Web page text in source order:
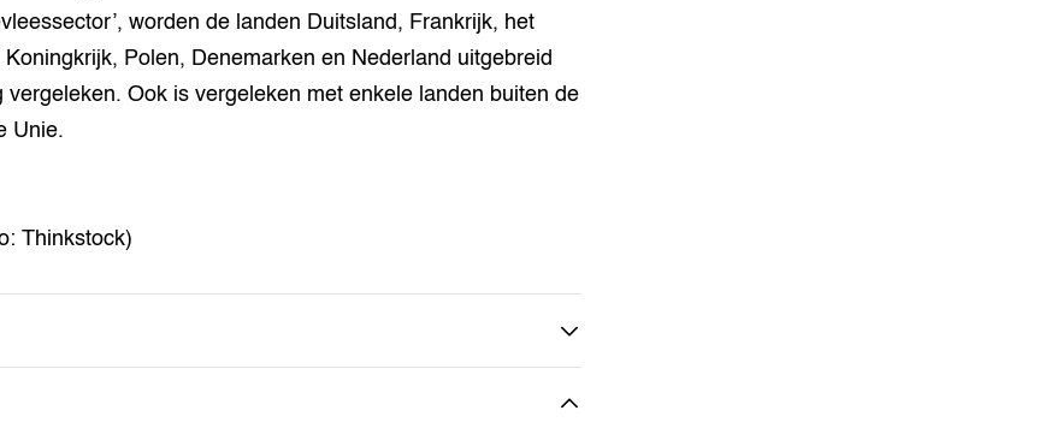
worden de landen Duitsland, Frankrijk, het
Koningkrijk, Polen, Denemarken en Nederland uitgebreid
vergeleken. Ook is vergeleken met enkele landen buiten de
Unie.
Thinkstock)